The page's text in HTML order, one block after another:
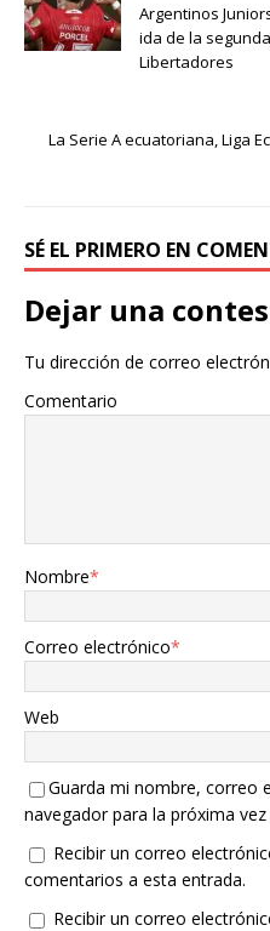
Argentinos
ida de la
Libertadores
La Serie A ecuatoriana, Liga
SÉ EL PRIMERO EN
Dejar una
Tu dirección de correo
Comentario
Nombre*
Correo electrónico*
Web
Guarda mi nombre, correo
navegador para la próxima
Recibir un correo
comentarios a esta entrada.
Recibir un correo